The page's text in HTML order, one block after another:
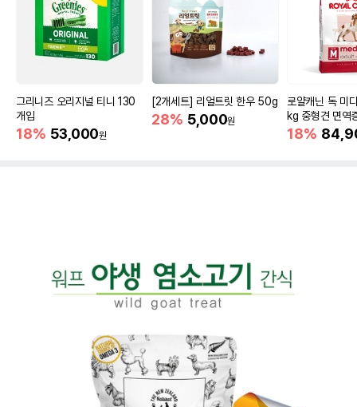
그리니즈 오리지널 티니 130
개입
18% 53,000원
[2개세트] 리얼트릿 한우 50g
28% 5,000원
로얄캐닌 독 미
kg 중형견 면역
18%